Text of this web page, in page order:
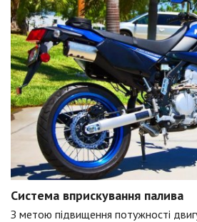
Система вприскування палива
З метою підвищення потужності